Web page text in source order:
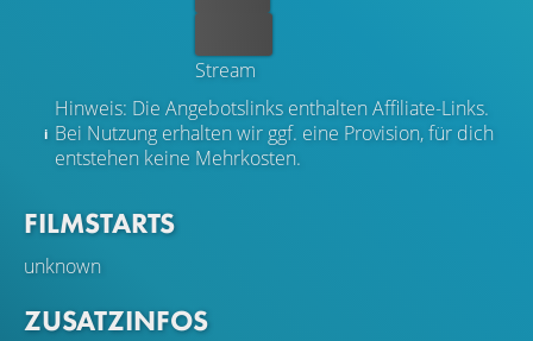
Stream
Hinweis: Die Angebotslinks enthalten Affiliate-Links.
Bei Nutzung erhalten wir ggf. eine Provision, für dich
entstehen keine Mehrkosten.
FILMSTARTS
unknown
ZUSATZINFOS